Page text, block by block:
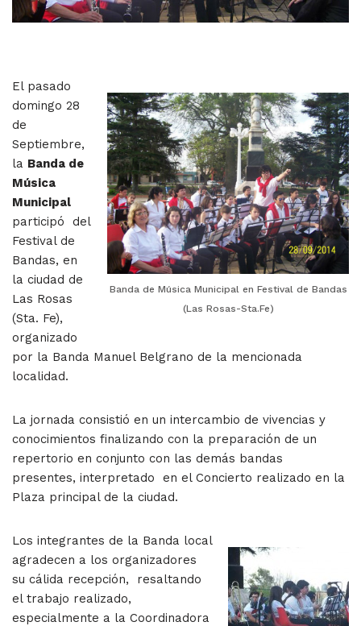
Banda de Música Municipal en Festival de Bandas
(Las Rosas-Sta.Fe)
El pasado
domingo 28
de
Septiembre,
la Banda de
Música
Municipal
participó del
Festival de
Bandas, en
la ciudad de
Las Rosas
(Sta. Fe),
organizado
por la Banda Manuel Belgrano de la mencionada
localidad.
La jornada consistió en un intercambio de vivencias y
conocimientos finalizando con la preparación de un
repertorio en conjunto con las demás bandas
presentes, interpretado en el Concierto realizado en la
Plaza principal de la ciudad.
Los integrantes de la Banda local
agradecen a los organizadores
su cálida recepción, resaltando
el trabajo realizado,
especialmente a la Coordinadora